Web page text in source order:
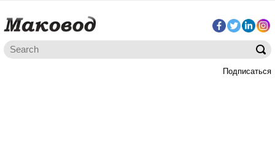
Подписаться